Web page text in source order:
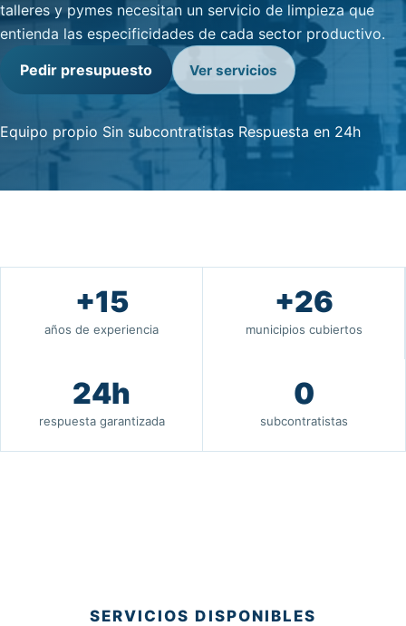
talleres y pymes necesitan un servicio de limpieza que
entienda las especificidades de cada sector productivo.
Pedir presupuesto
Ver servicios
Equipo propio Sin subcontratistas Respuesta en 24h
+15
años de experiencia
+26
municipios cubiertos
24h
respuesta garantizada
0
subcontratistas
SERVICIOS DISPONIBLES